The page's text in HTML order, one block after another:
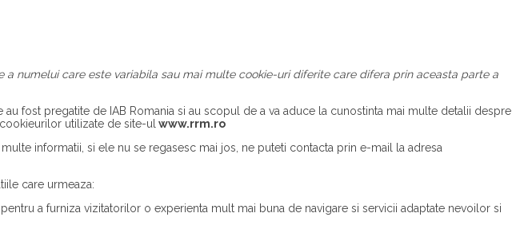
a numelui care este variabila sau mai multe cookie-uri diferite care difera prin aceasta parte a
au fost pregatite de IAB Romania si au scopul de a va aduce la cunostinta mai multe detalii despre
utilizate de site-ulwww.rrm.ro
informatii, si ele nu se regasesc mai jos, ne puteti contacta prin e-mail la adresa
care urmeaza:
a furniza vizitatorilor o experienta mult mai buna de navigare si servicii adaptate nevoilor si